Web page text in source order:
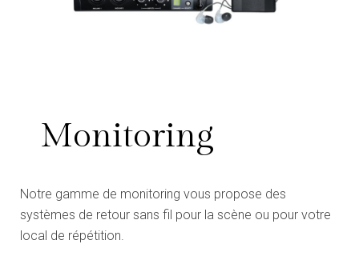
Monitoring
Notre gamme de monitoring vous propose des
systèmes de retour sans fil pour la scène ou pour votre
local de répétition.